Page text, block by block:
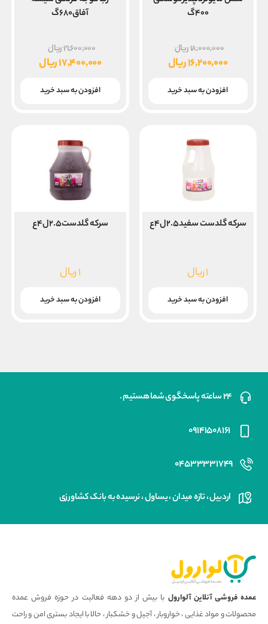
۴۰۰گ
۱۸,۰۰۰,۰۰۰ریال
اصلی
بود.
۱۶,۲۰۰,۰۰۰ریال
فعلی
افزودن به سبد خرید
آفاق۶۸۰گ
۲۱,۶۰۰,۰۰۰ریال
اصلی
بود.
۱۷,۴۰۰,۰۰۰ریال
فعلی
افزودن به سبد خرید
سرکه گلدست سفید۲.۵ل۴ع
۱ریال
افزودن به سبد خرید
سرکه گلدست۲.۵ل۴ع
۱ریال
افزودن به سبد خرید
۲۴ ساعته پاسخگوی شما هستیم .
۰۹۱۴۱۵۰۸۱۶۱
۰۴۵۳۳۳۳۱۷۴۹
اردبیل ، تازه میدان ، یساول ، نرسیده به بانک کشاورزی
عمده فروشی آنلاین آلوارول با بیش از دو دهه فعالیت در حوزه فروش عمده
محصولات و مواد غذایی ، خواروبار ، آجیل و خشکبار ، حالا با ایجاد بستری امن و راحت